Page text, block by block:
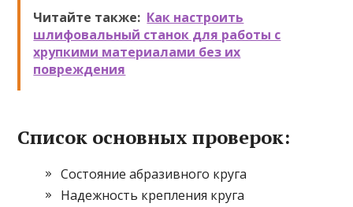
Читайте также: Как настроить
шлифовальный станок для работы с
хрупкими материалами без их
повреждения
Список основных проверок:
Состояние абразивного круга
Надежность крепления круга